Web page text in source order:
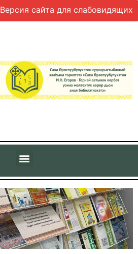
Версия сайта для слабовидящих